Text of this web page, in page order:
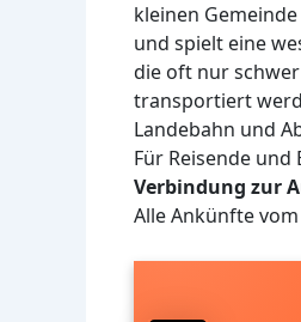
kleinen
und spielt eine
die oft nur
transportiert
Landebahn und
Für Reisende
Verbindung zur
Alle Ankünfte